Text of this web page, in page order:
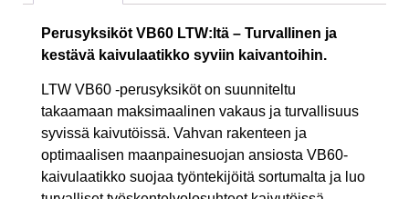
Perusyksiköt VB60 LTW:ltä – Turvallinen ja
kestävä kaivulaatikko syviin kaivantoihin.
LTW VB60 -perusyksiköt on suunniteltu
takaamaan maksimaalinen vakaus ja turvallisuus
syvissä kaivutöissä. Vahvan rakenteen ja
optimaalisen maanpainesuojan ansiosta VB60-
kaivulaatikko suojaa työntekijöitä sortumalta ja luo